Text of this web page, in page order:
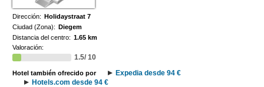
Dirección: Holidaystraat 7
Ciudad (Zona): Diegem
Distancia del centro: 1.65 km
Valoración:
1.5/ 10
Hotel también ofrecido por
Expedia desde 94 €
Hotels.com desde 94 €